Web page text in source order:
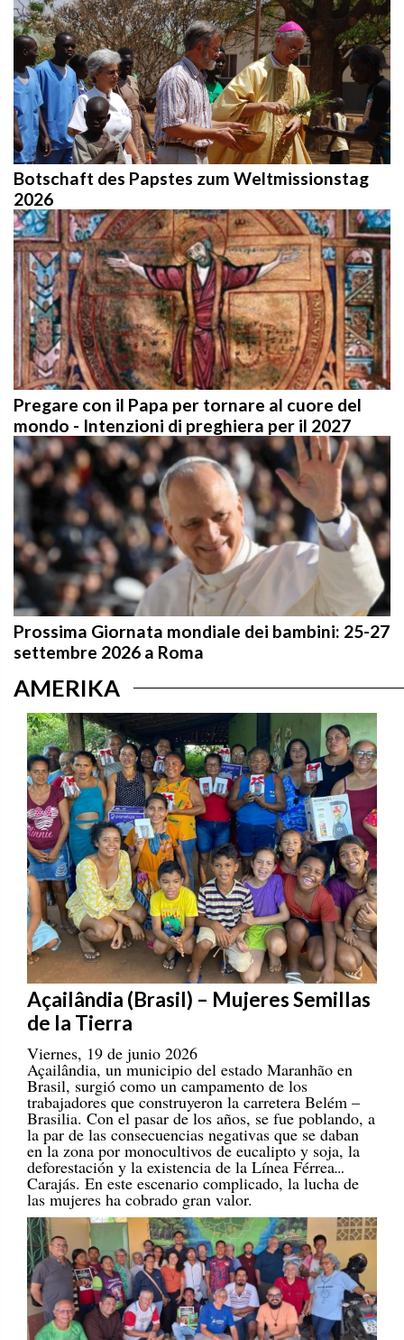
Botschaft des Papstes zum Weltmissionstag
2026
Pregare con il Papa per tornare al cuore del
mondo - Intenzioni di preghiera per il 2027
Prossima Giornata mondiale dei bambini: 25-27
settembre 2026 a Roma
AMERIKA
Açailândia (Brasil) – Mujeres Semillas
de la Tierra
Viernes, 19 de junio 2026
Açailândia, un municipio del estado Maranhão en
Brasil, surgió como un campamento de los
trabajadores que construyeron la carretera Belém –
Brasilia. Con el pasar de los años, se fue poblando, a
la par de las consecuencias negativas que se daban
en la zona por monocultivos de eucalipto y soja, la
deforestación y la existencia de la Línea Férrea
Carajás. En este escenario complicado, la lucha de
las mujeres ha cobrado gran valor.